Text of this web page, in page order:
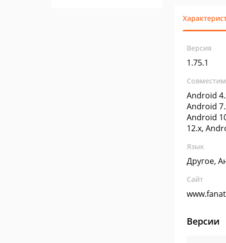
Версия
1.75.1
Android
Android
Android
12.x,
Язык
Другое,
Сайт
Версии